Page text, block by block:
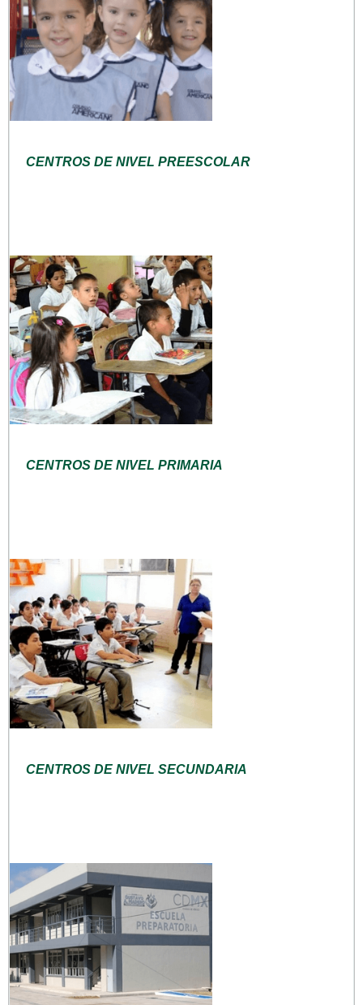
CENTROS DE NIVEL PREESCOLAR
CENTROS DE NIVEL PRIMARIA
CENTROS DE NIVEL SECUNDARIA